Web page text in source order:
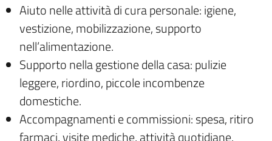
Aiuto nelle attività di cura personale: igiene,
vestizione, mobilizzazione, supporto
nell’alimentazione.
Supporto nella gestione della casa: pulizie
leggere, riordino, piccole incombenze
domestiche.
Accompagnamenti e commissioni: spesa, ritiro
farmaci, visite mediche, attività quotidiane.